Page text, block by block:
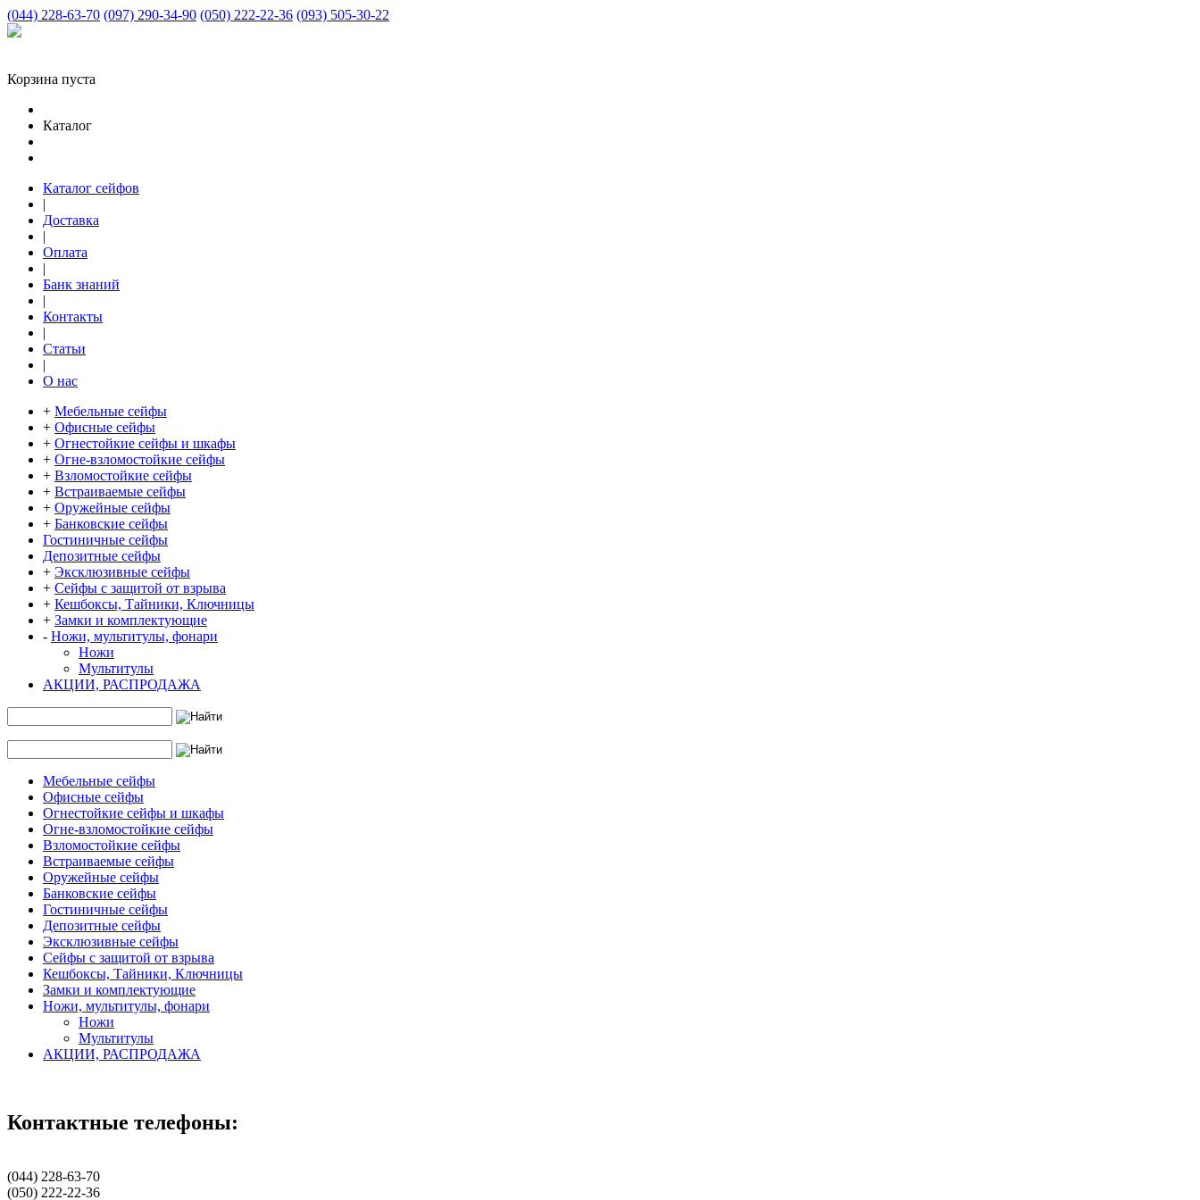
(044) 228-63-70 (097) 290-34-90 (050) 222-22-36 (093) 505-30-22
Корзина пуста
Каталог
Каталог сейфов
|
Доставка
|
Оплата
|
Банк знаний
|
Контакты
|
Статьи
|
О нас
+ Мебельные сейфы
+ Офисные сейфы
+ Огнестойкие сейфы и шкафы
+ Огне-взломостойкие сейфы
+ Взломостойкие сейфы
+ Встраиваемые сейфы
+ Оружейные сейфы
+ Банковские сейфы
Гостиничные сейфы
Депозитные сейфы
+ Эксклюзивные сейфы
+ Сейфы с защитой от взрыва
+ Кешбоксы, Тайники, Ключницы
+ Замки и комплектующие
- Ножи, мультитулы, фонари
Ножи
Мультитулы
АКЦИИ, РАСПРОДАЖА
Мебельные сейфы
Офисные сейфы
Огнестойкие сейфы и шкафы
Огне-взломостойкие сейфы
Взломостойкие сейфы
Встраиваемые сейфы
Оружейные сейфы
Банковские сейфы
Гостиничные сейфы
Депозитные сейфы
Эксклюзивные сейфы
Сейфы с защитой от взрыва
Кешбоксы, Тайники, Ключницы
Замки и комплектующие
Ножи, мультитулы, фонари
Ножи
Мультитулы
АКЦИИ, РАСПРОДАЖА
Контактные телефоны:
(044) 228-63-70
(050) 222-22-36